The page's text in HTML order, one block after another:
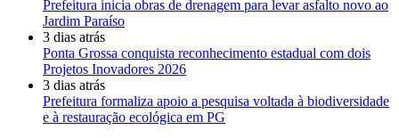
Prefeitura inicia obras de drenagem para levar asfalto novo ao
Jardim Paraíso
3 dias atrás
Ponta Grossa conquista reconhecimento estadual com dois
Projetos Inovadores 2026
3 dias atrás
Prefeitura formaliza apoio a pesquisa voltada à biodiversidade
e à restauração ecológica em PG